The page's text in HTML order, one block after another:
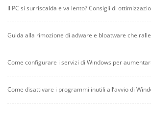
Il PC si surriscalda e va lento? Consigli di
Guida alla rimozione di adware e bloatware che
Come configurare i servizi di Windows per
Come disattivare i programmi inutili all’avvio di